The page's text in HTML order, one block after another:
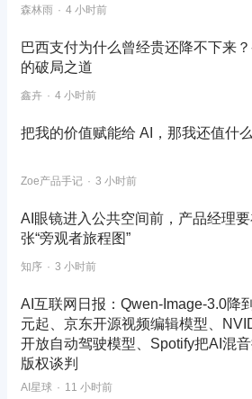
森林雨 4 小时前
巴西支付为什么曾经贵还降不下来
的破局之道
鑫卉 4 小时前
把我的价值赋能给 AI，那我还值什
Zoe产品手记 3 小时前
AI眼镜进入公共空间前，产品经理
张“旁观者旅程图”
知序 3 小时前
AI互联网日报：Qwen-Image-3.0降
元起、京东开源视频编辑模型、
开放自动驾驶模型、Spotify把AI混
版权谈判
AI星球 11 小时前